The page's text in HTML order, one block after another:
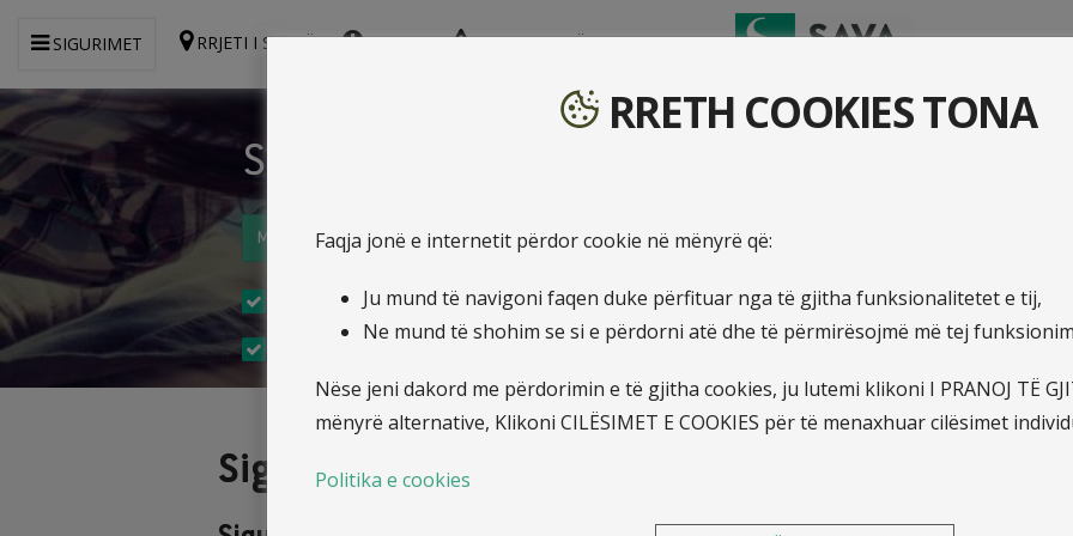
SIGURIMET RRJETI I SHITJËS ANKESA RAPORTO DËMIN
Sigurimi nga aksidentet personale për fëmijë
Merre ofertën më të mirë online
Sigurime i aksidenteve për fëmijë dhe studentë
Sigurimi Illyria ju siguron sigurinë maksimale në rast aksidenti
Sigurimi nga aksidentet personale për fëmijë dhe
RRETH COOKIES TONA
Faqja jonë e internetit përdor cookie në mënyrë që:
Ju mund të navigoni faqen duke përfituar nga të gjitha funksionalitetet e tij,
Ne mund të shohim se si e përdorni atë dhe të përmirësojmë më tej
Nëse jeni dakord me përdorimin e të gjitha cookies, ju lutemi klikoni I PRANOJ TË
mënyrë alternative, Klikoni CILËSIMET E COOKIES për të menaxhuar cilësimet
Politika e cookies